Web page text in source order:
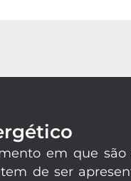
em que
de ser